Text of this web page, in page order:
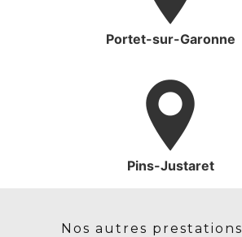
Portet-sur-Garonne
Pins-Justaret
Nos autres prestations